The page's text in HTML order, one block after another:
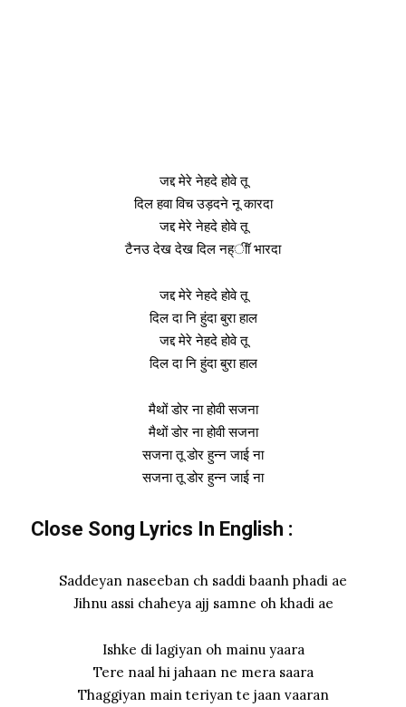
जद्द मेरे नेहदे होवे तू
दिल हवा विच उड़दने नू कारदा
जद्द मेरे नेहदे होवे तू
टैनउ देख देख दिल नह्ीॉ भारदा
जद्द मेरे नेहदे होवे तू
दिल दा नि हुंदा बुरा हाल
जद्द मेरे नेहदे होवे तू
दिल दा नि हुंदा बुरा हाल
मैथों डोर ना होवी सजना
मैथों डोर ना होवी सजना
सजना तू डोर हुन्न जाई ना
सजना तू डोर हुन्न जाई ना
Close Song Lyrics In English :
Saddeyan naseeban ch saddi baanh phadi ae
Jihnu assi chaheya ajj samne oh khadi ae
Ishke di lagiyan oh mainu yaara
Tere naal hi jahaan ne mera saara
Thaggiyan main teriyan te jaan vaaran